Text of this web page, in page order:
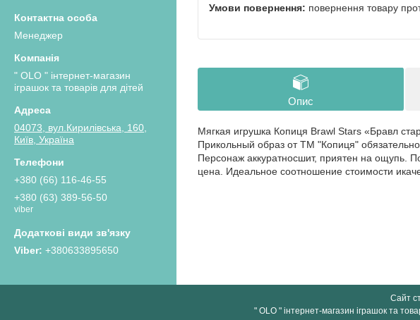
Менеджер
" OLO " інтернет-магазин
іграшок та товарів для дітей
04073, вул.Кирилівська, 160,
Київ, Україна
+380 (66) 116-46-55
+380 (63) 389-56-50
viber
+380633895650
повернення товару
Опис
Мягкая игрушка Копиця Brawl Stars «Бравл
Прикольный образ от ТМ "Копиця"
Персонаж аккуратносшит, приятен на ощупь.
цена. Идеальное соотношение стоимости
Сайт